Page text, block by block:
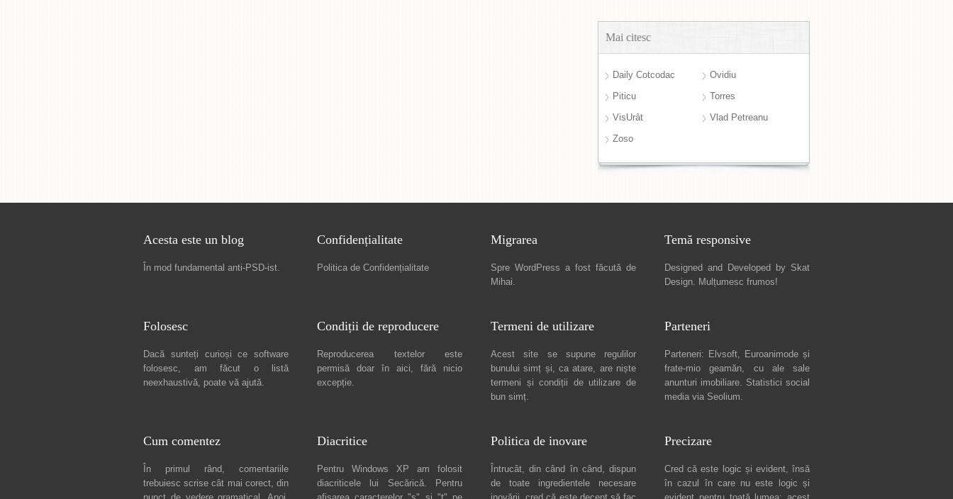
Mai citesc
Daily Cotcodac
Ovidiu
Piticu
Torres
VisUrât
Vlad Petreanu
Zoso
Acesta este un blog
În mod fundamental anti-PSD-ist.
Confidențialitate
Politica de Confidențialitate
Migrarea
Spre WordPress a fost făcută de
Mihai.
Temă responsive
Designed and Developed by Skat
Design. Mulțumesc frumos!
Folosesc
Dacă sunteți curioși ce software
folosesc, am făcut o listă
neexhaustivă, poate vă ajută.
Condiții de reproducere
Reproducerea textelor este
permisă doar în aici, fără nicio
excepție.
Termeni de utilizare
Acest site se supune regulilor
bunului simț și, ca atare, are niște
termeni și condiții de utilizare de
bun simț.
Parteneri
Parteneri: Elvsoft, Euroanimode și
frate-mio geamăn, cu ale sale
anunturi imobiliare. Statistici social
media via Seolium.
Cum comentez
În primul rând, comentariile
trebuiesc scrise cât mai corect, din
Diacritice
Pentru Windows XP am folosit
diacriticele lui Secărică. Pentru
Politica de inovare
Întrucât, din când în când, dispun
de toate ingredientele necesare
Precizare
Cred că este logic și evident, însă
în cazul în care nu este logic și